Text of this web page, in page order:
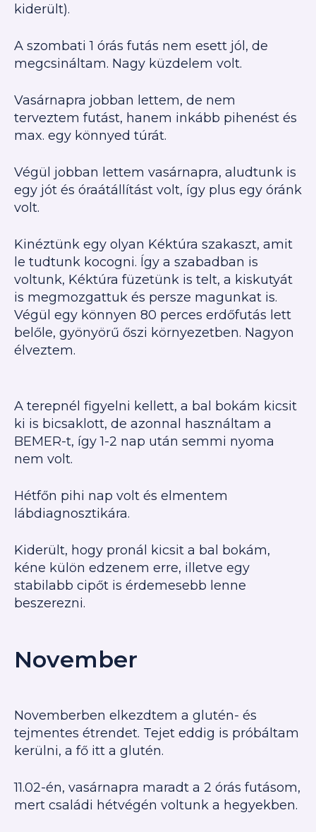
kiderült).
A szombati 1 órás futás nem esett jól, de
megcsináltam. Nagy küzdelem volt.
Vasárnapra jobban lettem, de nem
terveztem futást, hanem inkább pihenést és
max. egy könnyed túrát.
Végül jobban lettem vasárnapra, aludtunk is
egy jót és óraátállítást volt, így plus egy óránk
volt.
Kinéztünk egy olyan Kéktúra szakaszt, amit
le tudtunk kocogni. Így a szabadban is
voltunk, Kéktúra füzetünk is telt, a kiskutyát
is megmozgattuk és persze magunkat is.
Végül egy könnyen 80 perces erdőfutás lett
belőle, gyönyörű őszi környezetben. Nagyon
élveztem.
A terepnél figyelni kellett, a bal bokám kicsit
ki is bicsaklott, de azonnal használtam a
BEMER-t, így 1-2 nap után semmi nyoma
nem volt.
Hétfőn pihi nap volt és elmentem
lábdiagnosztikára.
Kiderült, hogy pronál kicsit a bal bokám,
kéne külön edzenem erre, illetve egy
stabilabb cipőt is érdemesebb lenne
beszerezni.
November
Novemberben elkezdtem a glutén- és
tejmentes étrendet. Tejet eddig is próbáltam
kerülni, a fő itt a glutén.
11.02-én, vasárnapra maradt a 2 órás futásom,
mert családi hétvégén voltunk a hegyekben.